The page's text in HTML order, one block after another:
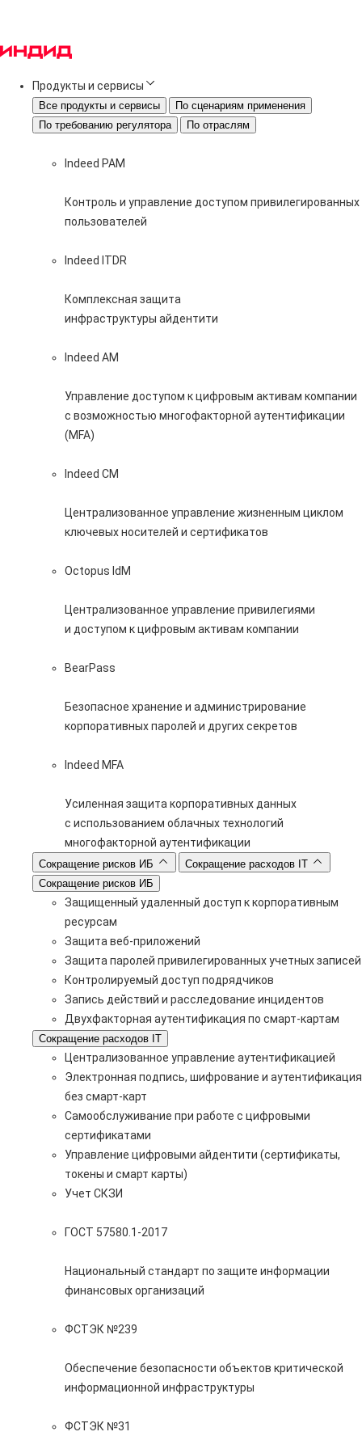
Продукты и сервисы
Все продукты и сервисы
По сценариям применения
По требованию регулятора
По отраслям
Indeed PAM
Контроль и управление доступом привилегированных
пользователей
Indeed ITDR
Комплексная защита
инфраструктуры айдентити
Indeed AM
Управление доступом к цифровым активам компании
с возможностью многофакторной аутентификации
(MFA)
Indeed CM
Централизованное управление жизненным циклом
ключевых носителей и сертификатов
Octopus IdM
Централизованное управление привилегиями
и доступом к цифровым активам компании
BearPass
Безопасное хранение и администрирование
корпоративных паролей и других секретов
Indeed MFA
Усиленная защита корпоративных данных
с использованием облачных технологий
многофакторной аутентификации
Сокращение рисков ИБ
Сокращение расходов IT
Сокращение рисков ИБ
Защищенный удаленный доступ к корпоративным
ресурсам
Защита веб-приложений
Защита паролей привилегированных учетных записей
Контролируемый доступ подрядчиков
Запись действий и расследование инцидентов
Двухфакторная аутентификация по смарт-картам
Сокращение расходов IT
Централизованное управление аутентификацией
Электронная подпись, шифрование и аутентификация
без смарт-карт
Самообслуживание при работе с цифровыми
сертификатами
Управление цифровыми айдентити (сертификаты,
токены и смарт карты)
Учет СКЗИ
ГОСТ 57580.1-2017
Национальный стандарт по защите информации
финансовых организаций
ФСТЭК №239
Обеспечение безопасности объектов критической
информационной инфраструктуры
ФСТЭК №31